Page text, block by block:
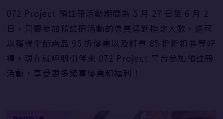
072 Project 預註冊活動期間為 5 月 27 日至 6 月 2
日，只要參加預註冊活動的會員達到指定人數，還可
以獲得全館商品 95 折優惠以及訂單 85 折折扣券等好
禮。現在就呼朋引伴來 072 Project 平台參加預註冊
活動，享受更多驚喜優惠和福利！